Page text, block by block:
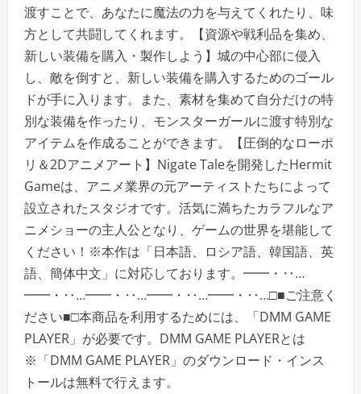
渡すことで、あなたに魔法の力を与えてくれたり、味
方として共闘してくれます。【資源や戦利品を集め、
新しい装備を購入・製作しよう】城の中心部に侵入
し、敵を倒すと、新しい装備を購入するためのゴール
ドが手に入ります。また、素材を集めて自分だけの特
別な装備を作ったり、モンスターガールに渡す特別な
アイテムを作成ることができます。【圧倒的なローポ
リ＆2Dアニメアート】Nigate Taleを開発したHermit
Gameは、アニメ業界の元アーティストたちによって
設立されたスタジオです。活気に満ちたカラフルなア
ニメショーの主人公となり、ゲームの世界を堪能して
ください！※本作は「日本語、ロシア語、韓国語、英
語、簡体中文」に対応しております。━━・‥…
━━・‥…━━・‥…━━・‥…━━・‥…□■ご注意く
ださい■□本商品を利用するためには、「DMM GAME
PLAYER」が必要です。DMM GAME PLAYERとは
※「DMM GAME PLAYER」のダウンロード・インス
トールは無料で行えます。